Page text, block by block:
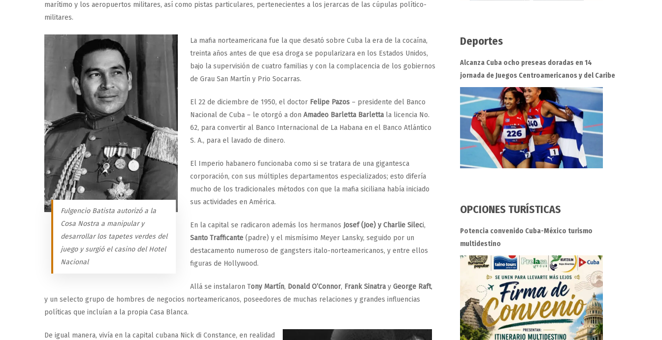
marítimo y los aeropuertos militares, así como pistas particulares, pertenecientes a los jerarcas de las cúpulas político-
militares.
Fulgencio Batista autorizó a la
Cosa Nostra a manipular y
desarrollar los tapetes verdes del
juego y surgió el casino del Hotel
Nacional
La mafia norteamericana fue la que desató sobre Cuba la era de la cocaína,
treinta años antes de que esa droga se popularizara en los Estados Unidos,
bajo la supervisión de cuatro familias y con la complacencia de los gobiernos
de Grau San Martín y Prio Socarras.
El 22 de diciembre de 1950, el doctor Felipe Pazos – presidente del Banco
Nacional de Cuba – le otorgó a don Amadeo Barletta Barletta la licencia No.
62, para convertir al Banco Internacional de La Habana en el Banco Atlántico
S. A., para el lavado de dinero.
El Imperio habanero funcionaba como si se tratara de una gigantesca
corporación, con sus múltiples departamentos especializados; esto difería
mucho de los tradicionales métodos con que la mafia siciliana había iniciado
sus actividades en América.
En la capital se radicaron además los hermanos Josef (Joe) y Charlie Sileci,
Santo Trafficante (padre) y el mismísimo Meyer Lansky, seguido por un
destacamento numeroso de gangsters italo-norteamericanos, y entre ellos
figuras de Hollywood.
Allá se instalaron Tony Martín, Donald O’Connor, Frank Sinatra y George Raft,
y un selecto grupo de hombres de negocios norteamericanos, poseedores de muchas relaciones y grandes influencias
políticas que incluían a la propia Casa Blanca.
De igual manera, vivía en la capital cubana Nick di Constance, en realidad
Deportes
Alcanza Cuba ocho preseas doradas en 14
jornada de Juegos Centroamericanos y del Caribe
OPCIONES TURÍSTICAS
Potencia convenido Cuba-México turismo
multidestino